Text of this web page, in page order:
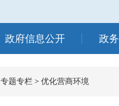
政府信息公开 政
专题专栏 > 优化营商环境